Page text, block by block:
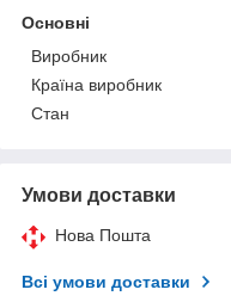
Основні
Виробник
Країна виробник
Стан
Умови доставки
Нова Пошта
Всі умови доставки